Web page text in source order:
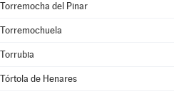
Torremocha del Pinar
Torremochuela
Torrubia
Tórtola de Henares